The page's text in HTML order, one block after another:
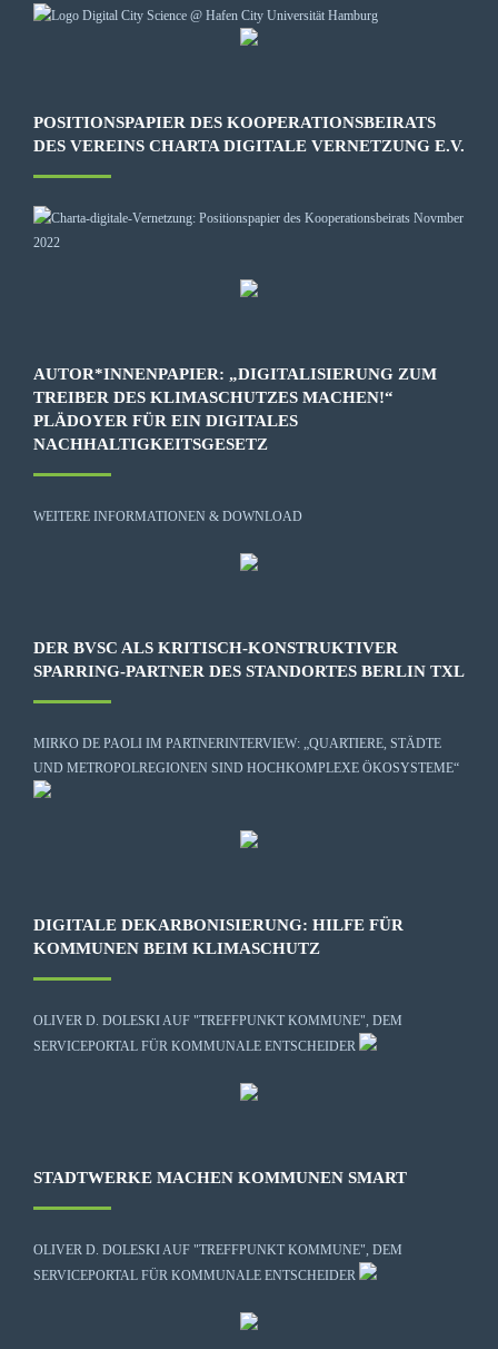
POSITIONSPAPIER DES KOOPERATIONSBEIRATS
DES VEREINS CHARTA DIGITALE VERNETZUNG E.V.
AUTOR*INNENPAPIER: „DIGITALISIERUNG ZUM
TREIBER DES KLIMASCHUTZES MACHEN!“
PLÄDOYER FÜR EIN DIGITALES
NACHHALTIGKEITSGESETZ
WEITERE INFORMATIONEN & DOWNLOAD
DER BVSC ALS KRITISCH-KONSTRUKTIVER
SPARRING-PARTNER DES STANDORTES BERLIN TXL
MIRKO DE PAOLI IM PARTNERINTERVIEW: „QUARTIERE, STÄDTE
UND METROPOLREGIONEN SIND HOCHKOMPLEXE ÖKOSYSTEME“
DIGITALE DEKARBONISIERUNG: HILFE FÜR
KOMMUNEN BEIM KLIMASCHUTZ
OLIVER D. DOLESKI AUF "TREFFPUNKT KOMMUNE", DEM
SERVICEPORTAL FÜR KOMMUNALE ENTSCHEIDER
STADTWERKE MACHEN KOMMUNEN SMART
OLIVER D. DOLESKI AUF "TREFFPUNKT KOMMUNE", DEM
SERVICEPORTAL FÜR KOMMUNALE ENTSCHEIDER